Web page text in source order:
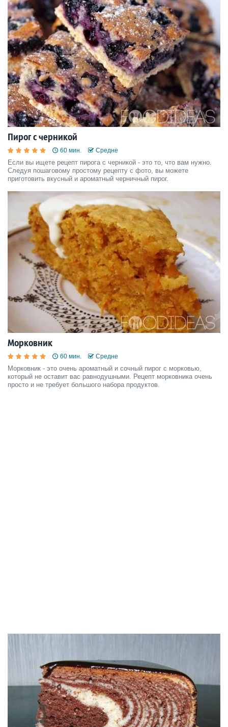
Пирог с черникой
60 мин. Средне
Если вы ищете рецепт пирога с черникой - это то, что вам нужно.
Следуя пошаговому простому рецепту с фото, вы можете
приготовить вкусный и ароматный черничный пирог.
Морковник
60 мин. Средне
Морковник - это очень ароматный и сочный пирог с морковью,
который не оставит вас равнодушными. Рецепт морковника очень
просто и не требует большого набора продуктов.